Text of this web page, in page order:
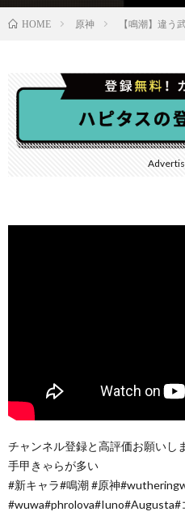
HOME 原神 【鳴潮】違
チャンネル登録と高評価お願いし
手甲きゃらが多い
#新キャラ#鳴潮 #原神
#wuwa#phrolova#Iuno#Augusta#